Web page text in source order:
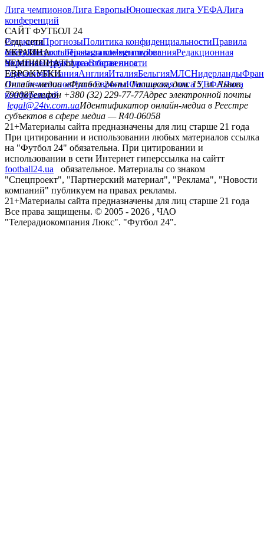
Лига чемпионовЛига ЕвропыЮношеская лига УЕФАЛига
конференций
САЙТ ФУТБОЛ 24
РедакцияПрогнозыПолитика конфиденциальностиПравила
сайтуКонтактыПравила комментированияРедакционная
политикаСтруктура собственности
Соц. сети
facebookxyoutubeinstagramtelegramviber
УКРАИНА
УкраинаПервая лигаВторая лига
ЧЕМПИОНАТЫ
ГерманияИспанияАнглияИталияБельгияМЛСНидерланды
ЕВРОКУБКИ
Лига чемпионовЛига ЕвропыЮношеская лига УЕФАЛига
конференций
Онлайн-медиа «Футбол 24»пл. Галицкая, дом. 15, м. Львов,
79008Телефон +380 (32) 229-77-77Адрес электронной почты
legal@24tv.com.uaИдентификатор онлайн-медиа в Реестре
субъектов в сфере медиа — R40-06058
21+Материалы сайта предназначены для лиц старше 21 года
При цитировании и использовании любых материалов ссылка
на "Футбол 24" обязательна. При цитировании и
использовании в сети Интернет гиперссылка на сайтт
football24.ua
обязательное. Материалы со знаком
"Спецпроект", "Партнерский материал", "Реклама", "Новости
компаний" публикуем на правах рекламы.
21+Материалы сайта предназначены для лиц старше 21 года
Все права защищены. © 2005 - 2026 , ЧАО
"Телерадиокомпания Люкс". "Футбол 24".